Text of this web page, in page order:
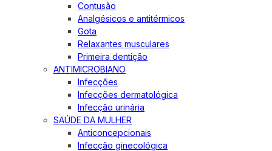
Contusão
Analgésicos e antitérmicos
Gota
Relaxantes musculares
Primeira dentição
ANTIMICROBIANO
Infecções
Infecções dermatológica
Infecção urinária
SAÚDE DA MULHER
Anticoncepcionais
Infecção ginecológica